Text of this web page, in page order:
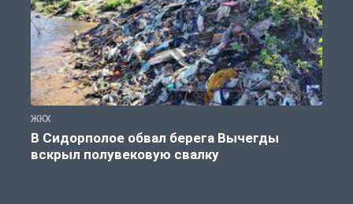
ЖКХ
В Сидорполое обвал берега Вычегды
вскрыл полувековую свалку